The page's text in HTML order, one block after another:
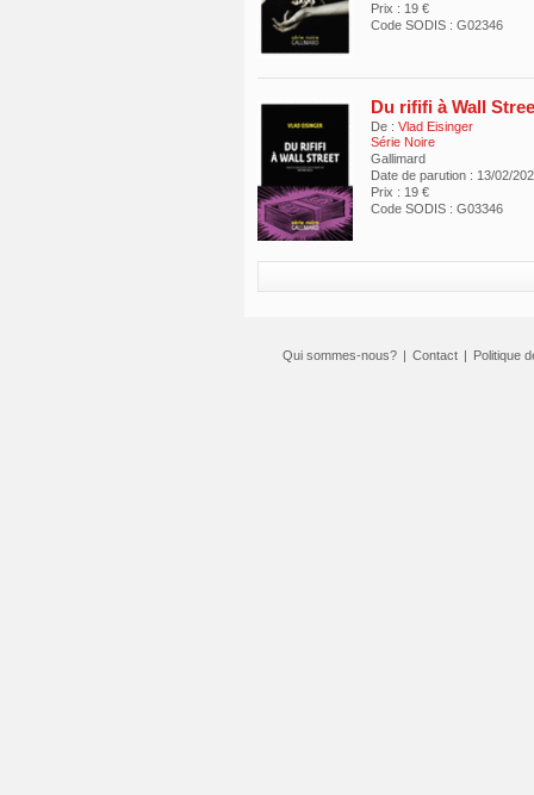
Prix : 19 €
Code SODIS : G02346
Du rififi à Wall
De : Vlad Eisinger
Série Noire
Gallimard
Date de parution : 13/02/
Prix : 19 €
Code SODIS : G03346
Qui sommes-nous? | Contact | Politique